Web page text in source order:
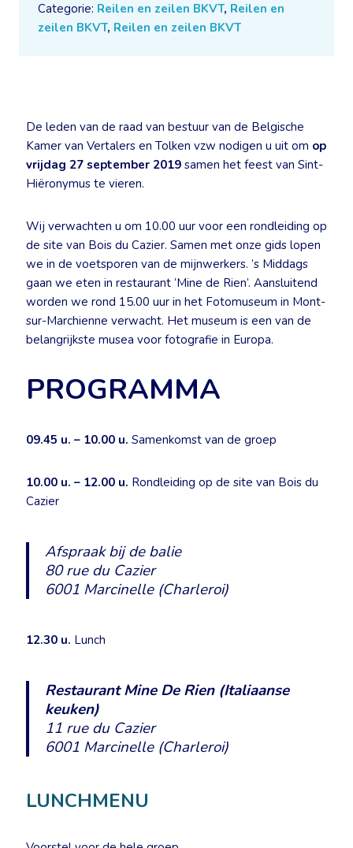
Categorie: Reilen en zeilen BKVT, Reilen en
zeilen BKVT, Reilen en zeilen BKVT
De leden van de raad van bestuur van de Belgische
Kamer van Vertalers en Tolken vzw nodigen u uit om op
vrijdag 27 september 2019 samen het feest van Sint-
Hiëronymus te vieren.
Wij verwachten u om 10.00 uur voor een rondleiding op
de site van Bois du Cazier. Samen met onze gids lopen
we in de voetsporen van de mijnwerkers. ’s Middags
gaan we eten in restaurant ‘Mine de Rien’. Aansluitend
worden we rond 15.00 uur in het Fotomuseum in Mont-
sur-Marchienne verwacht. Het museum is een van de
belangrijkste musea voor fotografie in Europa.
PROGRAMMA
09.45 u. – 10.00 u. Samenkomst van de groep
10.00 u. – 12.00 u. Rondleiding op de site van Bois du
Cazier
Afspraak bij de balie
80 rue du Cazier
6001 Marcinelle (Charleroi)
12.30 u. Lunch
Restaurant Mine De Rien (Italiaanse
keuken)
11 rue du Cazier
6001 Marcinelle (Charleroi)
LUNCHMENU